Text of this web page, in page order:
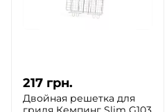
217 грн.
Двойная решетка для